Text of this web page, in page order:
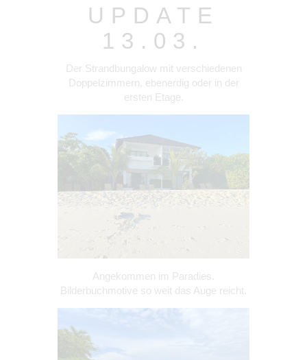
UPDATE
13.03.
Der Strandbungalow mit verschiedenen
Doppelzimmern, ebenerdig oder in der
ersten Etage.
Angekommen im Paradies.
Bilderbuchmotive so weit das Auge reicht.